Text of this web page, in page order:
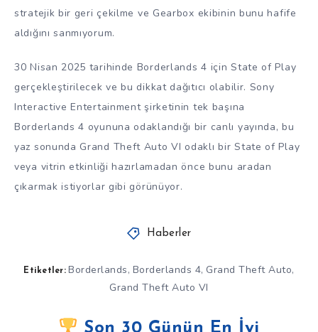
stratejik bir geri çekilme ve Gearbox ekibinin bunu hafife
aldığını sanmıyorum.
30 Nisan 2025 tarihinde Borderlands 4 için State of Play
gerçekleştirilecek ve bu dikkat dağıtıcı olabilir. Sony
Interactive Entertainment şirketinin tek başına
Borderlands 4 oyununa odaklandığı bir canlı yayında, bu
yaz sonunda Grand Theft Auto VI odaklı bir State of Play
veya vitrin etkinliği hazırlamadan önce bunu aradan
çıkarmak istiyorlar gibi görünüyor.
Haberler
Etiketler: Borderlands, Borderlands 4, Grand Theft Auto,
Grand Theft Auto VI
Son 30 Günün En İyi